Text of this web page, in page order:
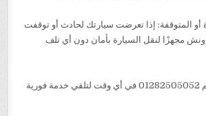
أو المتوقفة: إذا تعرضت سيارتك لحادث أو توقفت
مجهزًا لنقل السيارة بأمان دون أي تلف
يمكن الاتصال على الرقم 01282505052 في أي وقت لتلقي خدمة فورية